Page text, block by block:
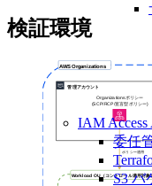
IAM Access
委任
S3 バ
検証環境